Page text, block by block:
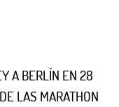
A BERLÍN EN 28
LAS MARATHON